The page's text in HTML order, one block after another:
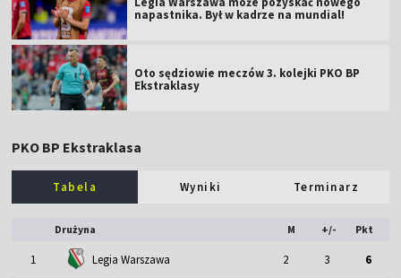
napastnika. Był w kadrze na mundial!
Oto sędziowie meczów 3. kolejki PKO BP
Ekstraklasy
PKO BP Ekstraklasa
Tabela Wyniki Terminarz
Drużyna M +/- Pkt
1 Legia Warszawa 2 3 6